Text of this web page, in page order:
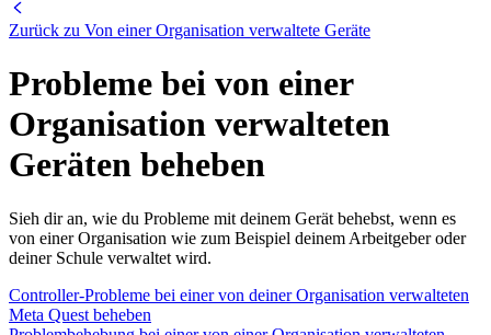
Zurück zu Von einer Organisation verwaltete Geräte
Probleme bei von einer
Organisation verwalteten
Geräten beheben
Sieh dir an, wie du Probleme mit deinem Gerät behebst, wenn es
von einer Organisation wie zum Beispiel deinem Arbeitgeber oder
deiner Schule verwaltet wird.
Controller-Probleme bei einer von deiner Organisation verwalteten
Meta Quest beheben